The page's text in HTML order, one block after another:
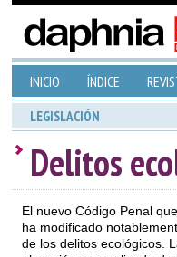
INICIO ÍNDICE
LEGISLACIÓN
Delitos
El nuevo Código Penal
ha modificado
de los delitos ecológicos.